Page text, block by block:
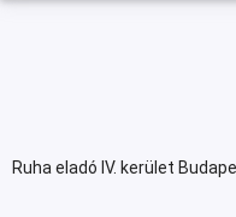
Ruha eladó IV. kerület